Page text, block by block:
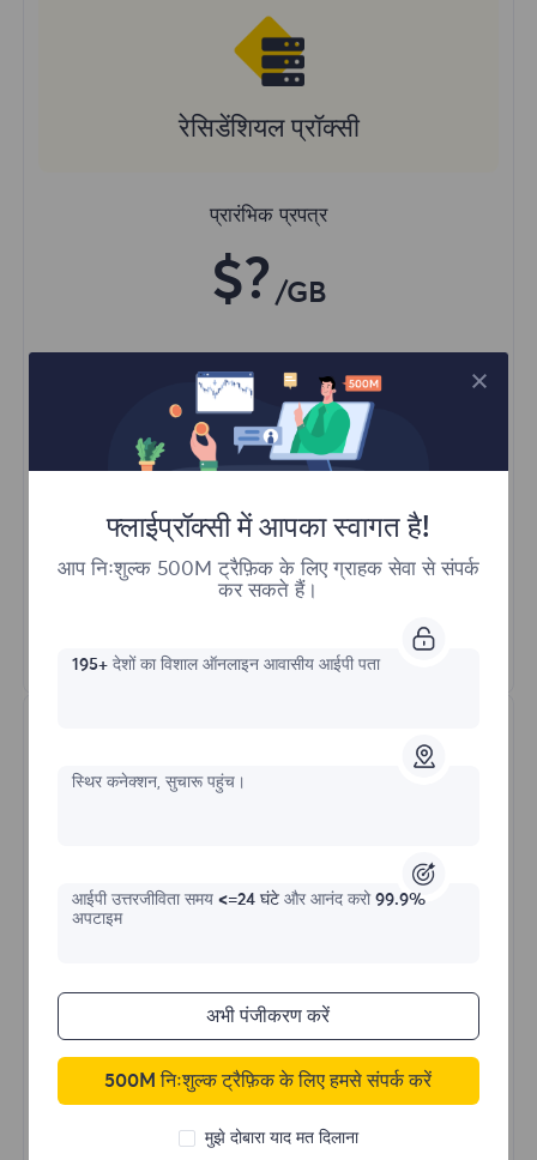
रेसिडेंशियल प्रॉक्सी
प्रारंभिक प्रपत्र
$? /GB
अभी खरीदें
विभिन्न क्षेत्रों से सामग्री तक पहुंच
100M+ उत्कृष्ट रेजिडेंशियल प्रॉक्सी
स्वचालित प्रॉक्सी रोटेशन
HTTP(S)/SOCKS5
और अधिक जानें
असीमित रेसिडेंशियल
$?/दिन
अभी खरीदें
फ्लाईप्रॉक्सी में आपका स्वागत है!
आप निःशुल्क 500M ट्रैफ़िक के लिए ग्राहक सेवा से संपर्क
कर सकते हैं।
195+देशों का विशाल ऑनलाइन आवासीय आईपी पता
स्थिर कनेक्शन, सुचारू पहुंच।
आईपी ​​उत्तरजीविता समय <=24 घंटे और आनंद करो 99.9%
अपटाइम
अभी पंजीकरण करें
500M निःशुल्क ट्रैफ़िक के लिए हमसे संपर्क करें
मुझे दोबारा याद मत दिलाना